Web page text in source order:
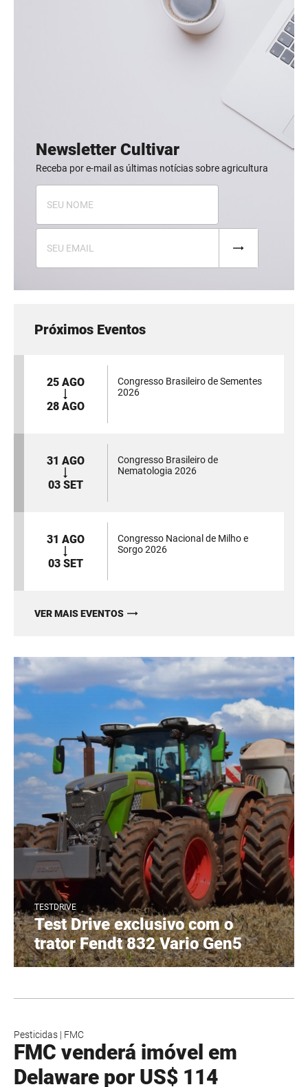
Newsletter Cultivar
Receba por e-mail as últimas notícias sobre agricultura
Próximos Eventos
25 AGO
28 AGO
Congresso Brasileiro de Sementes
2026
31 AGO
03 SET
Congresso Brasileiro de
Nematologia 2026
31 AGO
03 SET
Congresso Nacional de Milho e
Sorgo 2026
VER MAIS EVENTOS
TESTDRIVE
Test Drive exclusivo com o
trator Fendt 832 Vario Gen5
Pesticidas | FMC
FMC venderá imóvel em
Delaware por US$ 114